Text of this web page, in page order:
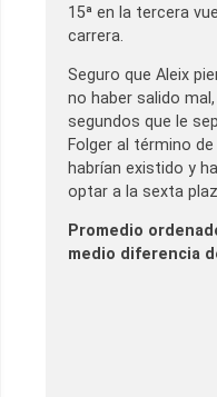
15ª en la tercera
carrera.
Seguro que Aleix
no haber salido
segundos que le
Folger al término
habrían existido y
optar a la sexta
Promedio
medio diferencia